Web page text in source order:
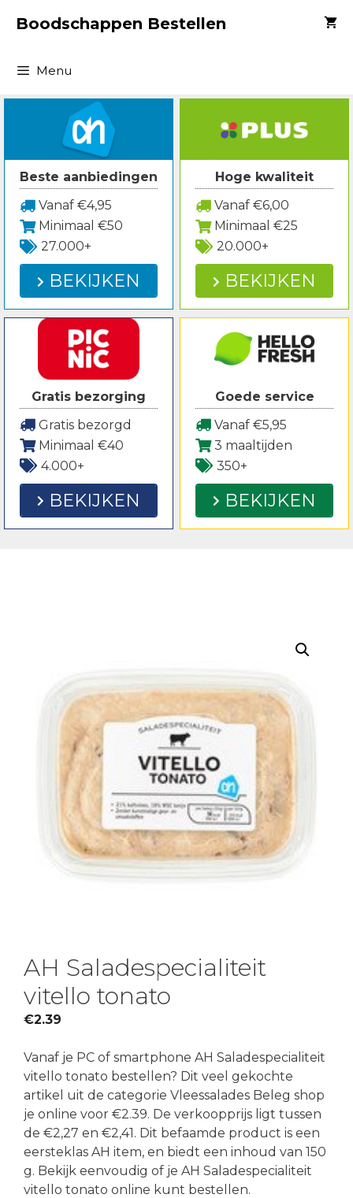
naarBoodschappen Bestellen
Menu
Beste aanbiedingen
Vanaf €4,95
Minimaal €50
27.000+
BEKIJKEN
Hoge kwaliteit
Vanaf €6,00
Minimaal €25
20.000+
BEKIJKEN
Gratis bezorging
Gratis bezorgd
Minimaal €40
4.000+
BEKIJKEN
Goede service
Vanaf €5,95
3 maaltijden
350+
BEKIJKEN
AH Saladespecialiteit
vitello tonato
€2.39
Vanaf je PC of smartphone AH Saladespecialiteit
vitello tonato bestellen? Dit veel gekochte
artikel uit de categorie Vleessalades Beleg shop
je online voor €2.39. De verkoopprijs ligt tussen
de €2,27 en €2,41. Dit befaamde product is een
eersteklas AH item, en biedt een inhoud van 150
g. Bekijk eenvoudig of je AH Saladespecialiteit
vitello tonato online kunt bestellen.